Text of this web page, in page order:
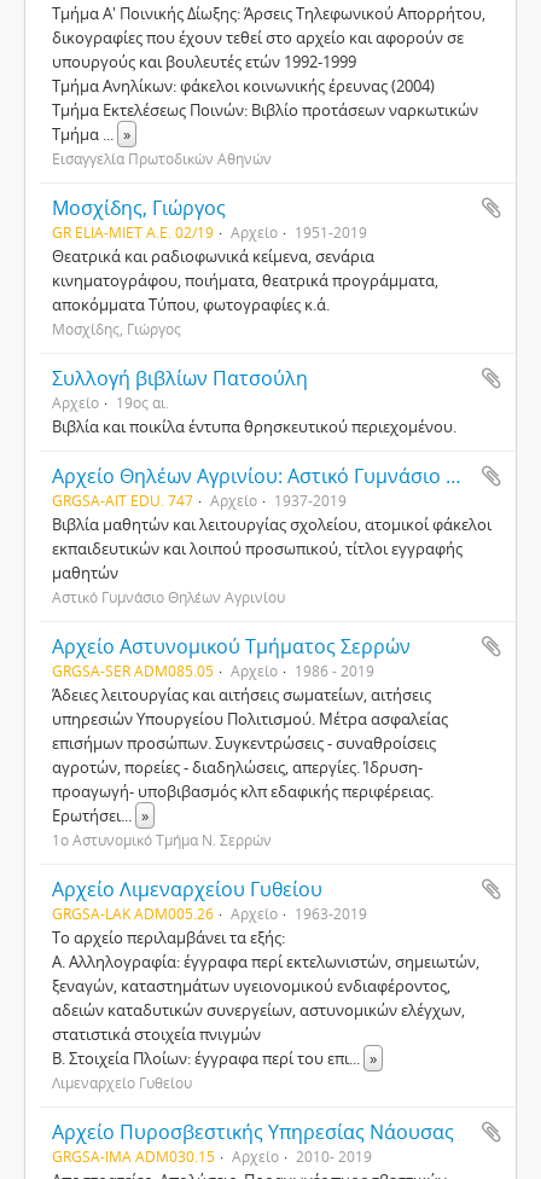
Τμήμα Α' Ποινικής Δίωξης: Άρσεις Τηλεφωνικού Απορρήτου,
δικογραφίες που έχουν τεθεί στο αρχείο και αφορούν σε
υπουργούς και βουλευτές ετών 1992-1999
Τμήμα Ανηλίκων: φάκελοι κοινωνικής έρευνας (2004)
Τμήμα Εκτελέσεως Ποινών: Βιβλίο προτάσεων ναρκωτικών
Τμήμα ... »
Εισαγγελία Πρωτοδικών Αθηνών
Μοσχίδης, Γιώργος
GR ELIA-MIET Α.Ε. 02/19 Αρχείο 1951-2019
Θεατρικά και ραδιοφωνικά κείμενα, σενάρια
κινηματογράφου, ποιήματα, θεατρικά προγράμματα,
αποκόμματα Τύπου, φωτογραφίες κ.ά.
Μοσχίδης, Γιώργος
Συλλογή βιβλίων Πατσούλη
Αρχείο 19ος αι.
Βιβλία και ποικίλα έντυπα θρησκευτικού περιεχομένου.
Αρχείο Θηλέων Αγρινίου: Αστικό Γυμνάσιο Θηλέων, Γυμνάσιο Θηλέων, Α' Γυμνάσιο Θηλέων, Λύκειο Θηλέων, Α΄ Λύκειο Θηλέων, 3ο Λύκειο Αγρινίου
GRGSA-AIT EDU. 747 Αρχείο 1937-2019
Βιβλία μαθητών και λειτουργίας σχολείου, ατομικοί φάκελοι
εκπαιδευτικών και λοιπού προσωπικού, τίτλοι εγγραφής
μαθητών
Αστικό Γυμνάσιο Θηλέων Αγρινίου
Αρχείο Αστυνομικού Τμήματος Σερρών
GRGSA-SER ADM085.05 Αρχείο 1986 - 2019
Άδειες λειτουργίας και αιτήσεις σωματείων, αιτήσεις
υπηρεσιών Υπουργείου Πολιτισμού. Μέτρα ασφαλείας
επισήμων προσώπων. Συγκεντρώσεις - συναθροίσεις
αγροτών, πορείες - διαδηλώσεις, απεργίες. Ίδρυση-
προαγωγή- υποβιβασμός κλπ εδαφικής περιφέρειας.
Ερωτήσει... »
1ο Αστυνομικό Τμήμα Ν. Σερρών
Αρχείο Λιμεναρχείου Γυθείου
GRGSA-LAK ADM005.26 Αρχείο 1963-2019
Το αρχείο περιλαμβάνει τα εξής:
Α. Αλληλογραφία: έγγραφα περί εκτελωνιστών, σημειωτών,
ξεναγών, καταστημάτων υγειονομικού ενδιαφέροντος,
αδειών καταδυτικών συνεργείων, αστυνομικών ελέγχων,
στατιστικά στοιχεία πνιγμών
Β. Στοιχεία Πλοίων: έγγραφα περί του επι... »
Λιμεναρχείο Γυθείου
Αρχείο Πυροσβεστικής Υπηρεσίας Νάουσας
GRGSA-IMA ADM030.15 Αρχείο 2010- 2019